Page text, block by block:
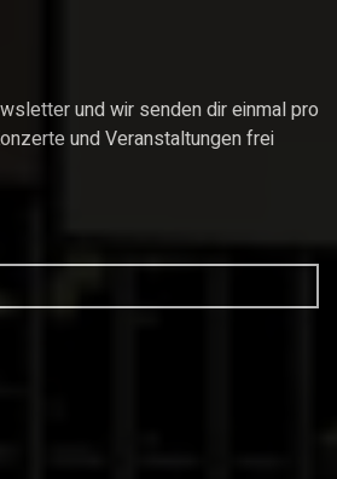
und wir senden dir einmal pro
und Veranstaltungen frei